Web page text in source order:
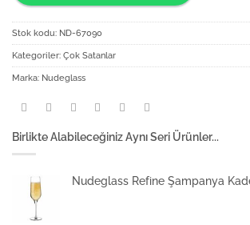
Stok kodu: ND-67090
Kategoriler: Çok Satanlar
Marka: Nudeglass
Birlikte Alabileceğiniz Aynı Seri Ürünler...
Nudeglass Refine Şampanya